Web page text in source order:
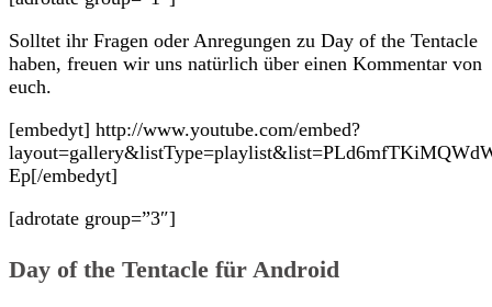
Solltet ihr Fragen oder Anregungen zu Day of the Tentacle
haben, freuen wir uns natürlich über einen Kommentar von
euch.
[embedyt] http://www.youtube.com/embed?
Ep[/embedyt]
[adrotate group=”3″]
Day of the Tentacle für Android